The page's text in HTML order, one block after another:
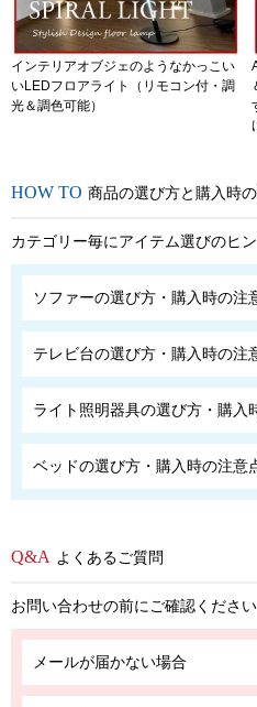
インテリアオブジェのようなかっこい
いLEDフロアライト（リモコン付・調
光＆調色可能）
商品の選び方と購入時
カテゴリー毎にアイテム選びのヒ
ソファーの選び方・購入時の注
テレビ台の選び方・購入時の注
ライト照明器具の選び方・購入
ベッドの選び方・購入時の注意
よくあるご質問
お問い合わせの前にご確認ください
メールが届かない場合